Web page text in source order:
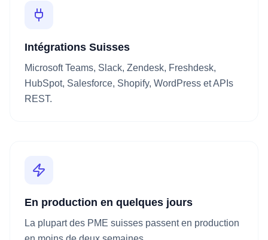
Intégrations Suisses
Microsoft Teams, Slack, Zendesk, Freshdesk,
HubSpot, Salesforce, Shopify, WordPress et APIs
REST.
En production en quelques jours
La plupart des PME suisses passent en production